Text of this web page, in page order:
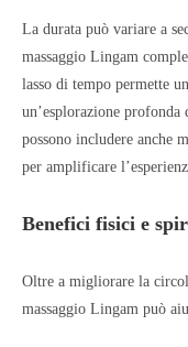
La durata può variare a
massaggio Lingam
lasso di tempo permette
un’esplorazione profonda
possono includere anche
per amplificare
Benefici fisici e
Oltre a migliorare la
massaggio Lingam può